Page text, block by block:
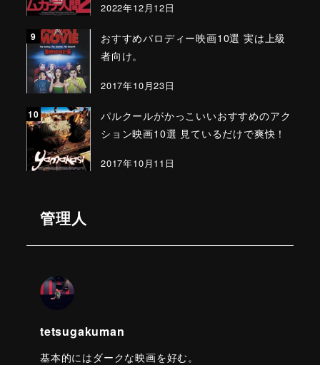
2022年12月12日
おすすめパロディー映画10選 実は上級
者向け。
2017年10月23日
パルクールがかっこいいおすすめのアク
ション映画10選 見ているだけで爽快！
2017年10月11日
管理人
tetsugakuman
基本的にはダークな映画を好む。